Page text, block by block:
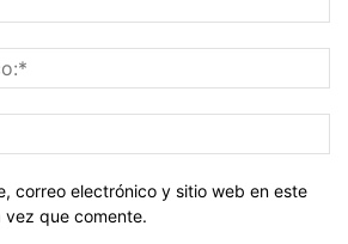
correo electrónico y sitio web en este
que comente.